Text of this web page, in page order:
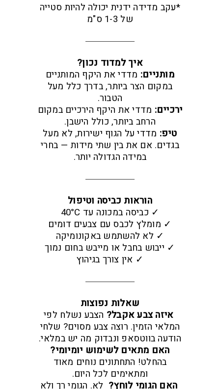
*עקב מדידה ידנית יכולה להיות סטייה
של 1-3 ס"מ
איך למדוד נכון?
מותניים: מדדי את היקף המותניים
במקום הצר ביותר, בדרך כלל מעל
הטבור.
ירכיים: מדדי את היקף הירכיים במקום
הרחב ביותר, כולל הישבן.
טיפ: מדדי על הגוף ישירות, לא מעל
בגדים. אם את בין שתי מידות — בחרי
במידה הגדולה יותר.
הוראות כביסה וטיפול
✓ כביסה במכונה עד 40°C
✓ מומלץ לכבס עם צבעים דומים
✓ לא להשתמש באקונומיקה
✓ ייבוש בחבל או מייבש בחום נמוך
✓ אין צורך בגיהוץ
שאלות נפוצות
איזה צבע אקבל? הצבע נשלח לפי
המלאי הזמין. רוצה צבע מסוים? שלחי
הודעה בווטסאפ ונבדוק מה יש במלאי.
האם מתאים לשימוש יומיומי?
בהחלט! התחתונים נוחים מאוד
ומתאימים לכל היום.
האם הגומי לוחץ? לא. הגומי רך ולא